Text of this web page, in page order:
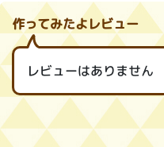
作ってみたよレビュー
レビューはありません